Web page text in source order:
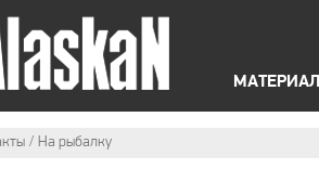
ЛЕТНЯЯ ЭКИПИРОВКА
На рыбалку